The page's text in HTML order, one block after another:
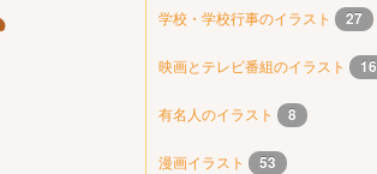
学校・学校行事のイラスト 27
映画とテレビ番組のイラスト 16
有名人のイラスト 8
漫画イラスト 53